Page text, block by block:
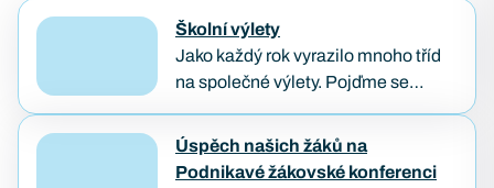
Školní výlety
Jako každý rok vyrazilo mnoho tříd
na společné výlety. Pojďme se
roku naši studenti prožívali. Třídenní
výlet IT3A a BP1B…
Úspěch našich žáků na
Podnikavé žákovské konferenci